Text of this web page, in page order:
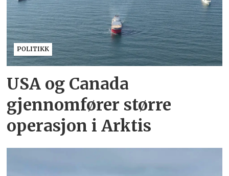
POLITIKK
USA og Canada
gjennomfører større
operasjon i Arktis